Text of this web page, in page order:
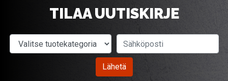
TILAA UUTISKIRJE
Valitse tuotekategoria
Lähetä